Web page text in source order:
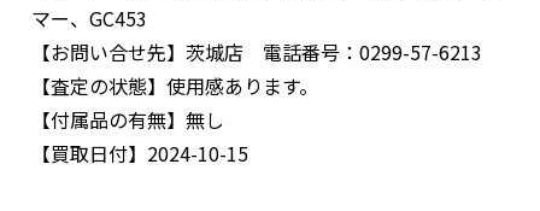
マー、GC453
【お問い合せ先】 茨城店 電話番号：0299-57-6213
【査定の状態】 使用感あります。
【付属品の有無】 無し
【買取日付】 2024-10-15